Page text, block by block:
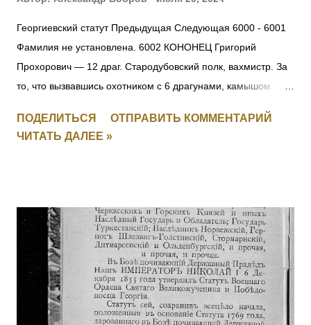
Георгиевский статут Предыдущая Следующая 6000 - 6001
Фамилия не установлена. 6002 КОНОНЕЦ Григорий
Прохорович — 12 драг. Стародубовский полк, вахмистр. За
то, что вызвавшись охотником с 6 драгунами, камышом
расположение и движение противника на переправе, заняв
переправу, прикрыл отступление эскадрона, потеряв только
отличие в бою 24.05.1915 под с. Старжава, когда за убылью
офицеров, командуя ротой, при отходе частей войск боевой
линии, восстановил порядок в роте, бросился с ней в атаку
и задержал наступавшего противника. Произведен в
прапорщики за боевые отличия приказом
Главнокомандующего армиями Юго-Западного фронта №
ПОДЕЛИТЬСЯ
ОТПРАВИТЬ КОММЕНТАРИЙ
ЧИТАТЬ ДАЛЕЕ »